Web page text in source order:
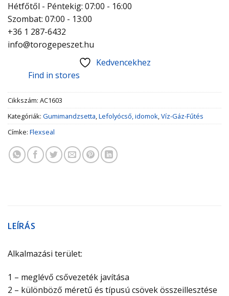
Hétfőtől - Péntekig: 07:00 - 16:00
Szombat: 07:00 - 13:00
+36 1 287-6432
info@torogepeszet.hu
Kedvencekhez
Find in stores
Cikkszám: AC1603
Kategóriák: Gumimandzsetta,Lefolyócső, idomok,Víz-Gáz-Fűtés
Címke: Flexseal
LEÍRÁS
Alkalmazási terület:
1 – meglévő csővezeték javítása
2 – különböző méretű és típusú csövek összeillesztése